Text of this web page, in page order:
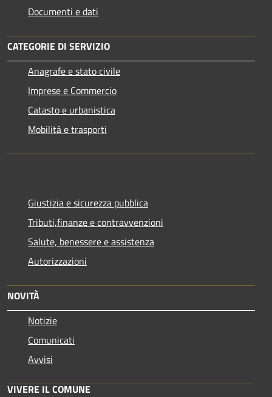
Documenti e dati
CATEGORIE DI SERVIZIO
Anagrafe e stato civile
Imprese e Commercio
Catasto e urbanistica
Mobilità e trasporti
Giustizia e sicurezza pubblica
Tributi,finanze e contravvenzioni
Salute, benessere e assistenza
Autorizzazioni
NOVITÀ
Notizie
Comunicati
Avvisi
VIVERE IL COMUNE